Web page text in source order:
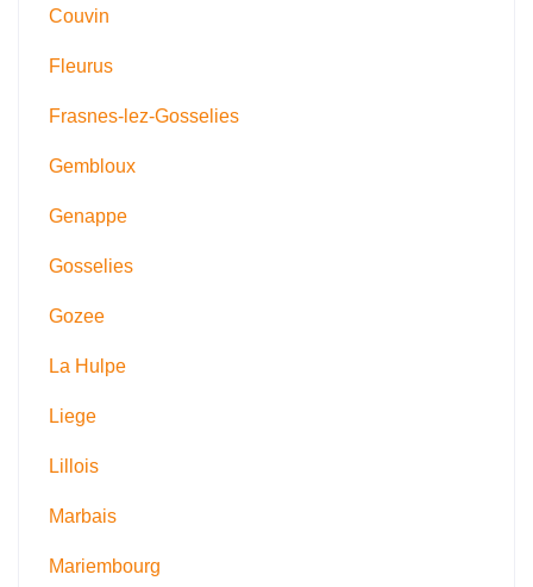
Couvin
Fleurus
Frasnes-lez-Gosselies
Gembloux
Genappe
Gosselies
Gozee
La Hulpe
Liege
Lillois
Marbais
Mariembourg